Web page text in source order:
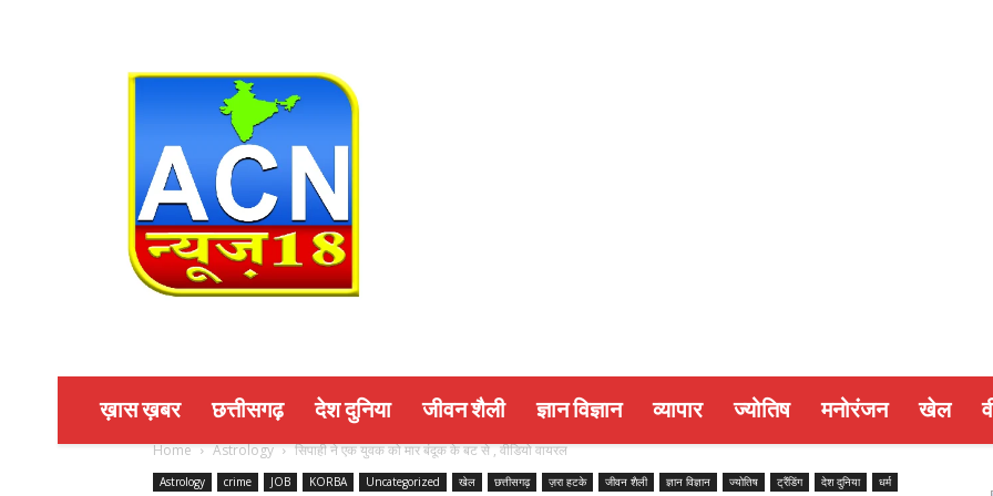
ख़ास ख़बर छत्तीसगढ़ देश दुनिया जीवन शैली ज्ञान विज्ञान व्यापार ज्योतिष मनोरंजन खेल
Home Astrology सिपाही ने एक युवक को मार बंदूक के बट से , वीडियो वायरल
Astrology crime JOB KORBA Uncategorized खेल छत्तीसगढ़ ज़रा हटके जीवन शैली ज्ञान विज्ञान ज्योतिष ट्रैंडिंग देश दुनिया
धर्म